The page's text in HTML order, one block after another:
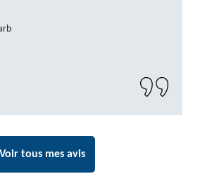
pouvons compter sur M.
de la prestation, a
problème"
Voir tous mes avis